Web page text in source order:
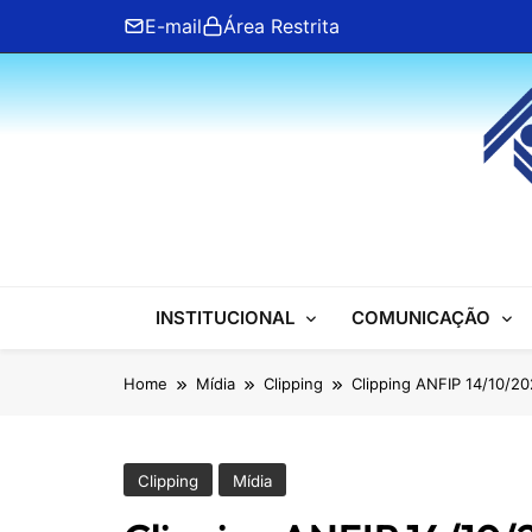
content
E-mail Área Restrita
ANFIP Nacional
INSTITUCIONAL COMUNICAÇÃO
Home Mídia Clipping Clipping ANFIP 14/10/
Clipping Mídia